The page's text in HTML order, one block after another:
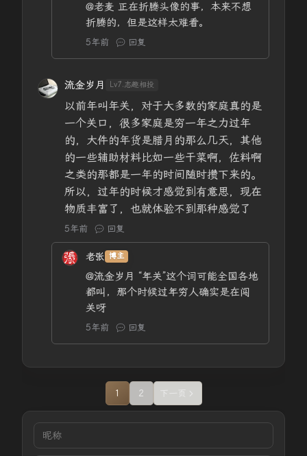
@老麦 正在折腾头像的事，本来不想
折腾的，但是这样太难看。
5年前 回复
流金岁月 Lv7.志趣相投
以前年叫年关，对于大多数的家庭真的是
一个关口，很多家庭是穷一年之力过年
的，大件的年货是腊月的那么几天，其他
的一些辅助材料比如一些干菜啊，佐料啊
之类的那都是一年的时间随时攒下来的。
所以，过年的时候才感觉到有意思，现在
物质丰富了，也就体验不到那种感觉了
5年前 回复
老张 博主
@流金岁月 “年关”这个词可能全国各地
都叫，那个时候过年穷人确实是在闯
关呀
5年前 回复
1 2 下一页